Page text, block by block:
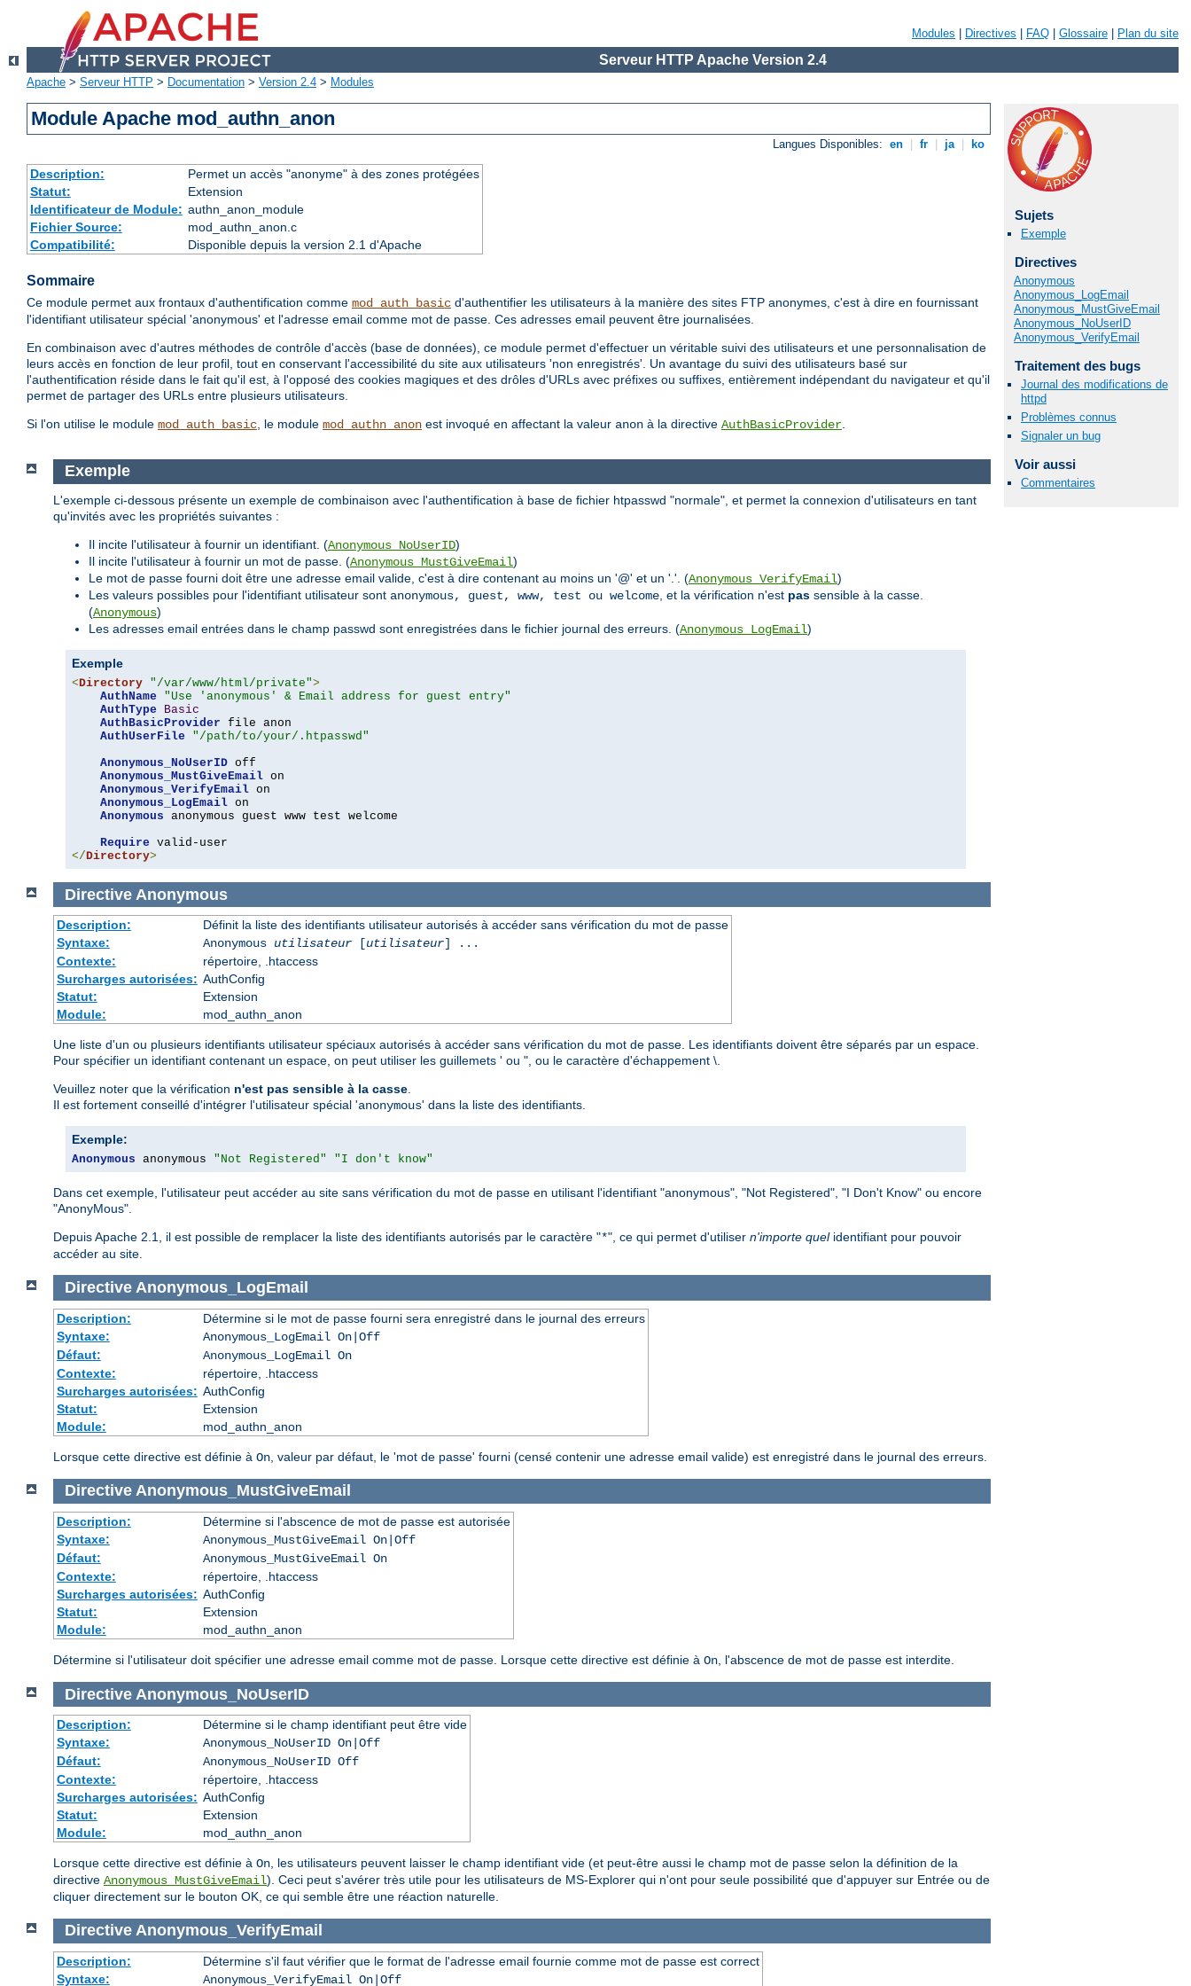
Modules Directives FAQ Glossaire Plan du site
Serveur HTTP Apache Version 2.4
Apache > Serveur HTTP > Documentation > Version 2.4 > Modules
Module Apache mod_authn_anon
Langues Disponibles: en fr ja ko
Description:
Permet un accès "anonyme" à des zones protégées
Statut:
Extension
Identificateur de Module: authn_anon_module
Fichier Source:
mod_authn_anon.c
Compatibilité:
Disponible depuis la version 2.1 d'Apache
Sommaire
Ce module permet aux frontaux d'authentification comme mod_auth_basic d'authentifier les utilisateurs à la manière des sites FTP anonymes, c'est à dire en fournissant
l'identifiant utilisateur spécial 'anonymous' et l'adresse email comme mot de passe. Ces adresses email peuvent être journalisées.
En combinaison avec d'autres méthodes de contrôle d'accès (base de données), ce module permet d'effectuer un véritable suivi des utilisateurs et une personnalisation de
leurs accès en fonction de leur profil, tout en conservant l'accessibilité du site aux utilisateurs 'non enregistrés'. Un avantage du suivi des utilisateurs basé sur
l'authentification réside dans le fait qu'il est, à l'opposé des cookies magiques et des drôles d'URLs avec préfixes ou suffixes, entièrement indépendant du navigateur et qu'il
permet de partager des URLs entre plusieurs utilisateurs.
Si l'on utilise le module mod_auth_basic, le module mod_authn_anon est invoqué en affectant la valeur anon à la directive AuthBasicProvider.
Sujets
Exemple
Directives
Anonymous
Anonymous_LogEmail
Anonymous_MustGiveEmail
Anonymous_NoUserID
Anonymous_VerifyEmail
Traitement des bugs
Journal des modifications de
httpd
Problèmes connus
Signaler un bug
Voir aussi
Commentaires
Exemple
L'exemple ci-dessous présente un exemple de combinaison avec l'authentification à base de fichier htpasswd "normale", et permet la connexion d'utilisateurs en tant
qu'invités avec les propriétés suivantes :
Il incite l'utilisateur à fournir un identifiant. (Anonymous_NoUserID)
Il incite l'utilisateur à fournir un mot de passe. (Anonymous_MustGiveEmail)
Le mot de passe fourni doit être une adresse email valide, c'est à dire contenant au moins un '@' et un '.'. (Anonymous_VerifyEmail)
Les valeurs possibles pour l'identifiant utilisateur sont anonymous, guest, www, test ou welcome , et la vérification n'est pas sensible à la casse.
(Anonymous)
Les adresses email entrées dans le champ passwd sont enregistrées dans le fichier journal des erreurs. (Anonymous_LogEmail)
Exemple
<Directory "/var/www/html/private">
AuthName
"Use 'anonymous' & Email address for guest entry"
AuthType
Basic
AuthBasicProvider file anon
AuthUserFile
"/path/to/your/.htpasswd"
Anonymous_NoUserID off
Anonymous_MustGiveEmail on
Anonymous_VerifyEmail on
Anonymous_LogEmail on
Anonymous anonymous guest www test welcome
Require
</Directory>
Directive Anonymous
Description:
Définit la liste des identifiants utilisateur autorisés à accéder sans vérification du mot de passe
Syntaxe:
Anonymous utilisateur[utilisateur] ...
Contexte:
répertoire, .htaccess
Surcharges autorisées: AuthConfig
Statut:
Extension
Module:
mod_authn_anon
Une liste d'un ou plusieurs identifiants utilisateur spéciaux autorisés à accéder sans vérification du mot de passe. Les identifiants doivent être séparés par un espace.
Pour spécifier un identifiant contenant un espace, on peut utiliser les guillemets ' ou ", ou le caractère d'échappement \.
Veuillez noter que la vérification n'est pas sensible à la casse.
Il est fortement conseillé d'intégrer l'utilisateur spécial 'anonymous' dans la liste des identifiants.
Exemple:
Anonymous anonymous "Not Registered" "I don't know"
Dans cet exemple, l'utilisateur peut accéder au site sans vérification du mot de passe en utilisant l'identifiant "anonymous", "Not Registered", "I Don't Know" ou encore
"AnonyMous".
Depuis Apache 2.1, il est possible de remplacer la liste des identifiants autorisés par le caractère "*", ce qui permet d'utiliser n'importe quelidentifiant pour pouvoir
accéder au site.
Directive Anonymous_LogEmail
Description:
Détermine si le mot de passe fourni sera enregistré dans le journal des erreurs
Syntaxe:
Anonymous_LogEmail On|Off
Défaut:
Anonymous_LogEmail On
Contexte:
répertoire, .htaccess
Surcharges autorisées: AuthConfig
Statut:
Extension
Module:
mod_authn_anon
Lorsque cette directive est définie à On , valeur par défaut, le 'mot de passe' fourni (censé contenir une adresse email valide) est enregistré dans le journal des erreurs.
Directive Anonymous_MustGiveEmail
Description:
Détermine si l'abscence de mot de passe est autorisée
Syntaxe:
Anonymous_MustGiveEmail On|Off
Défaut:
Anonymous_MustGiveEmail On
Contexte:
répertoire, .htaccess
Surcharges autorisées: AuthConfig
Statut:
Extension
Module:
mod_authn_anon
Détermine si l'utilisateur doit spécifier une adresse email comme mot de passe. Lorsque cette directive est définie à On , l'abscence de mot de passe est interdite.
Directive Anonymous_NoUserID
Description:
Détermine si le champ identifiant peut être vide
Syntaxe:
Anonymous_NoUserID On|Off
Défaut:
Anonymous_NoUserID Off
Contexte:
répertoire, .htaccess
Surcharges autorisées: AuthConfig
Statut:
Extension
Module:
mod_authn_anon
Lorsque cette directive est définie à On, les utilisateurs peuvent laisser le champ identifiant vide (et peut-être aussi le champ mot de passe selon la définition de la
directive Anonymous_MustGiveEmail). Ceci peut s'avérer très utile pour les utilisateurs de MS-Explorer qui n'ont pour seule possibilité que d'appuyer sur Entrée ou de
cliquer directement sur le bouton OK, ce qui semble être une réaction naturelle.
Directive Anonymous_VerifyEmail
Description:
Détermine s'il faut vérifier que le format de l'adresse email fournie comme mot de passe est correct
Syntaxe:
Anonymous_VerifyEmail On|Off